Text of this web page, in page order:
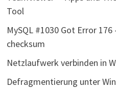
Tool
MySQL #1030 Got Error
checksum
Netzlaufwerk verbinden in
Defragmentierung unter